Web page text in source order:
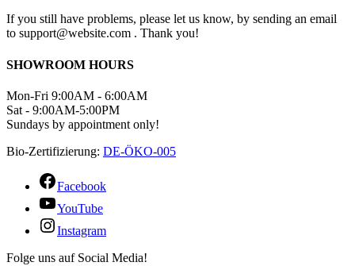
If you still have problems, please let us know, by sending an email
to support@website.com . Thank you!
SHOWROOM HOURS
Mon-Fri 9:00AM - 6:00AM
Sat - 9:00AM-5:00PM
Sundays by appointment only!
Bio-Zertifizierung: DE-ÖKO-005
Facebook
YouTube
Instagram
Folge uns auf Social Media!